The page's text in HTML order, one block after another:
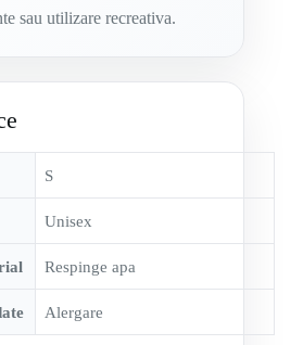
sau utilizare recreativa.
S
Unisex
Respinge apa
Alergare